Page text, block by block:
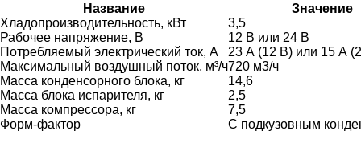
Название
Значение
Хладопроизводительность, кВт
3,5
Рабочее напряжение, В
12 В или 24 В
Потребляемый электрический ток, А
23 А (12 В) или 15 А
Максимальный воздушный поток, м³/ч720 м3/ч
Масса конденсорного блока, кг
14,6
Масса блока испарителя, кг
2,5
Масса компрессора, кг
7,5
Форм-фактор
С подкузовным